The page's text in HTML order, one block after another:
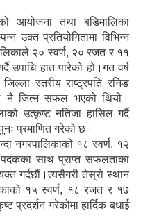
आयोजना तथा बडिमालिका
उक्त प्रतियोगितामा विभिन्न
२० स्वर्ण, २० रजत र ११
उपाधि हात पारेको हो।गत वर्ष
स्तरीय राष्ट्रपति रनिङ
नै जित्न सफल भएको थियो।
उत्कृष्ट नतिजा हासिल गर्दै
प्रमाणित गरेको छ।
नगरपालिकाको १८ स्वर्ण, १२
साथ प्राप्त सफलताका
गर्दछौं।त्यसैगरी तेस्रो स्थान
१५ स्वर्ण, १८ रजत र १७
प्रदर्शन गरेकोमा हार्दिक बधाई